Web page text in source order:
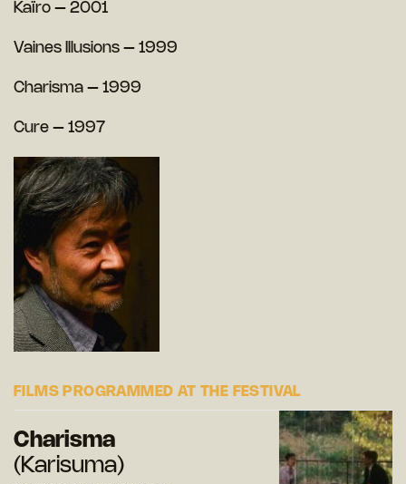
Kaïro – 2001
Vaines Illusions – 1999
Charisma – 1999
Cure – 1997
FILMS PROGRAMMED AT THE FESTIVAL
Charisma
(Karisuma)